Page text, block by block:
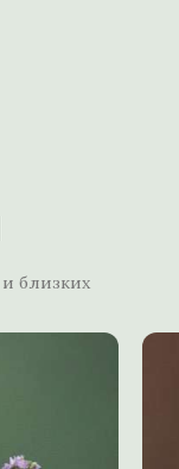
близких